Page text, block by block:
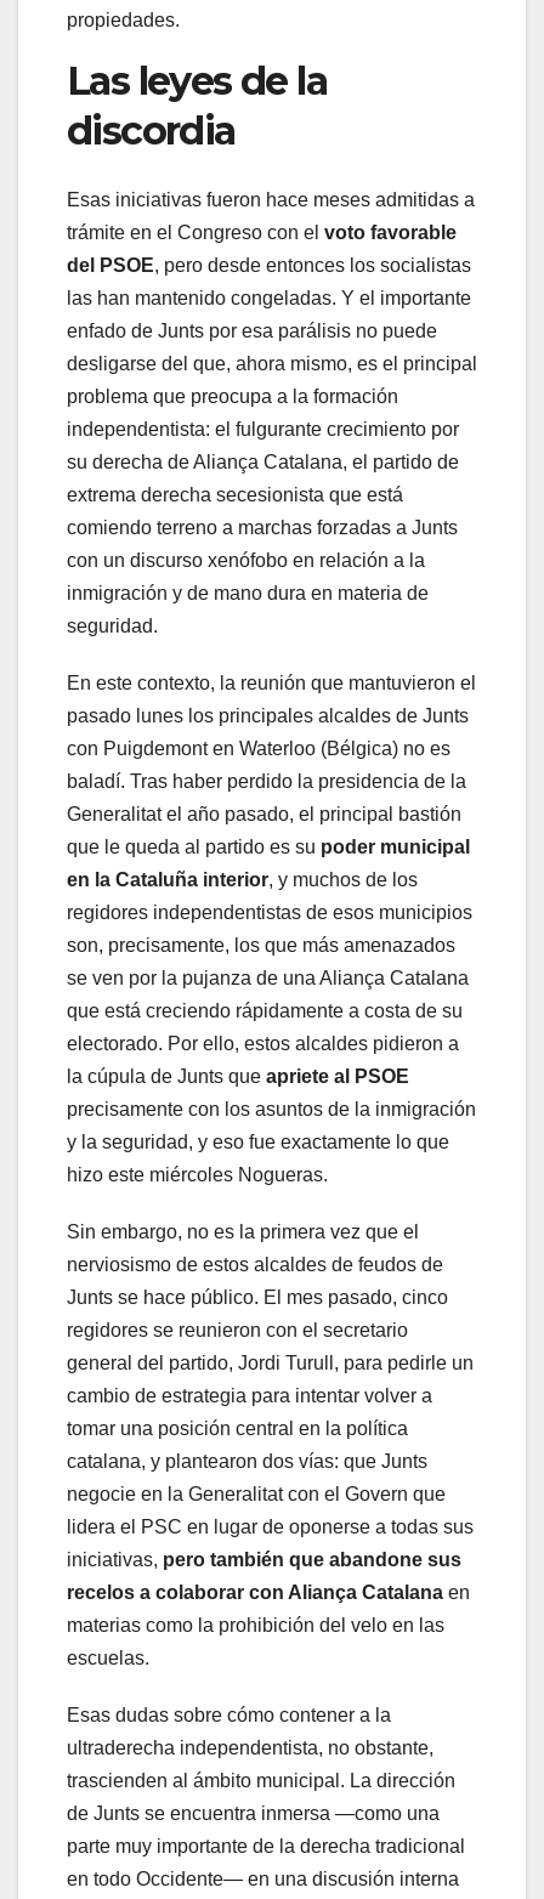
propiedades.
Las leyes de la
discordia
Esas iniciativas fueron hace meses admitidas a
trámite en el Congreso con el voto favorable
del PSOE, pero desde entonces los socialistas
las han mantenido congeladas. Y el importante
enfado de Junts por esa parálisis no puede
desligarse del que, ahora mismo, es el principal
problema que preocupa a la formación
independentista: el fulgurante crecimiento por
su derecha de Aliança Catalana, el partido de
extrema derecha secesionista que está
comiendo terreno a marchas forzadas a Junts
con un discurso xenófobo en relación a la
inmigración y de mano dura en materia de
seguridad.
En este contexto, la reunión que mantuvieron el
pasado lunes los principales alcaldes de Junts
con Puigdemont en Waterloo (Bélgica) no es
baladí. Tras haber perdido la presidencia de la
Generalitat el año pasado, el principal bastión
que le queda al partido es su poder municipal
en la Cataluña interior, y muchos de los
regidores independentistas de esos municipios
son, precisamente, los que más amenazados
se ven por la pujanza de una Aliança Catalana
que está creciendo rápidamente a costa de su
electorado. Por ello, estos alcaldes pidieron a
la cúpula de Junts que apriete al PSOE
precisamente con los asuntos de la inmigración
y la seguridad, y eso fue exactamente lo que
hizo este miércoles Nogueras.
Sin embargo, no es la primera vez que el
nerviosismo de estos alcaldes de feudos de
Junts se hace público. El mes pasado, cinco
regidores se reunieron con el secretario
general del partido, Jordi Turull, para pedirle un
cambio de estrategia para intentar volver a
tomar una posición central en la política
catalana, y plantearon dos vías: que Junts
negocie en la Generalitat con el Govern que
lidera el PSC en lugar de oponerse a todas sus
iniciativas, pero también que abandone sus
recelos a colaborar con Aliança Catalana en
materias como la prohibición del velo en las
escuelas.
Esas dudas sobre cómo contener a la
ultraderecha independentista, no obstante,
trascienden al ámbito municipal. La dirección
de Junts se encuentra inmersa —como una
parte muy importante de la derecha tradicional
en todo Occidente— en una discusión interna